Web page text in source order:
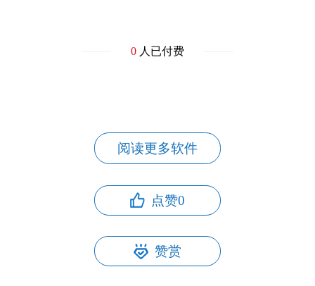
0人已付费
阅读更多软件
点赞0
赞赏